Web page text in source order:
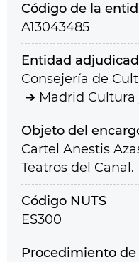
Código de la
A13043485
Entidad
Consejería de
Madrid Cultura
Objeto del
Cartel Anestis
Teatros del Canal.
Código NUTS
ES300
Procedimiento